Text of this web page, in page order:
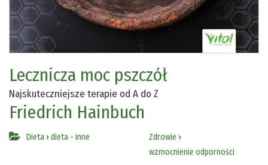
Lecznicza moc pszczół
Najskuteczniejsze terapie od A do Z
Friedrich Hainbuch
Dieta › dieta - inne Zdrowie ›
wzmocnienie odporności